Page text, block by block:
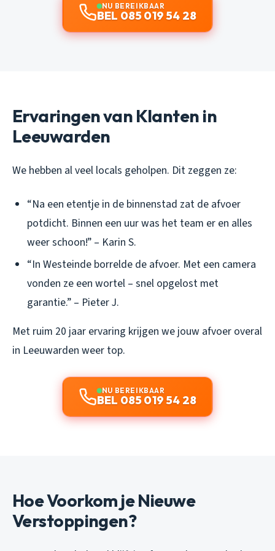
NU BEREIKBAAR
BEL 085 019 54 28
Ervaringen van Klanten in
Leeuwarden
We hebben al veel locals geholpen. Dit zeggen ze:
“Na een etentje in de binnenstad zat de afvoer
potdicht. Binnen een uur was het team er en alles
weer schoon!” – Karin S.
“In Westeinde borrelde de afvoer. Met een camera
vonden ze een wortel – snel opgelost met
garantie.” – Pieter J.
Met ruim 20 jaar ervaring krijgen we jouw afvoer overal
in Leeuwarden weer top.
NU BEREIKBAAR
BEL 085 019 54 28
Hoe Voorkom je Nieuwe
Verstoppingen?